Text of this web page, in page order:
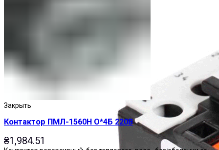
Закрыть
Контактор ПМЛ-1560Н О*4Б 220В
₴1,984.51